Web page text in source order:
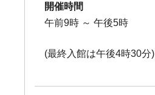
開催時間
午前9時 ～ 午後5時
(最終入館は午後4時30分)